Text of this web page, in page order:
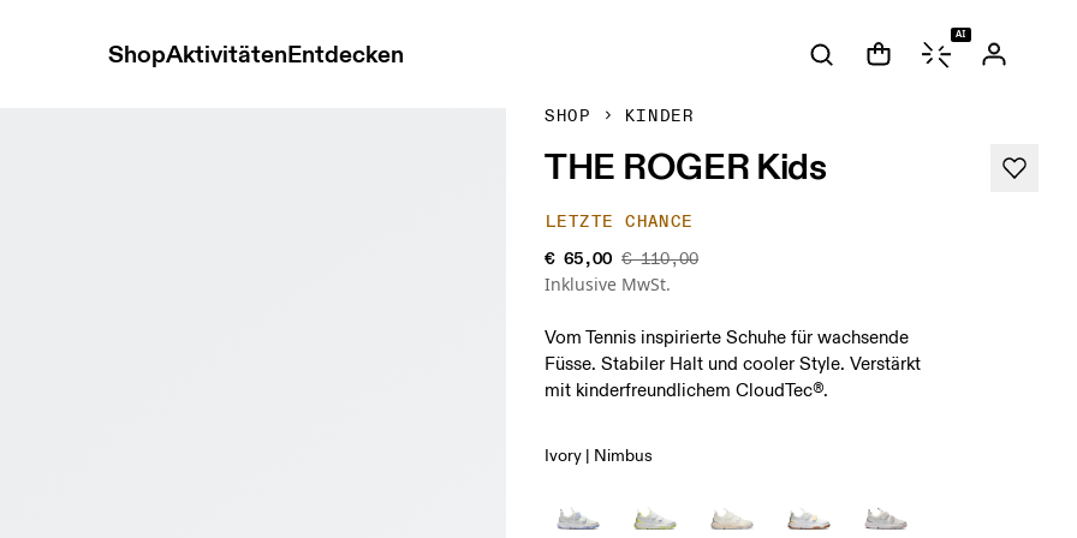
ShopAktivitätenEntdecken
AI
SHOP KINDER
THE ROGER Kids
LETZTE CHANCE
€ 65,00 € 110,00
Inklusive MwSt.
Vom Tennis inspirierte Schuhe für wachsende
Füsse. Stabiler Halt und cooler Style. Verstärkt
mit kinderfreundlichem CloudTec®.
Ivory | Nimbus